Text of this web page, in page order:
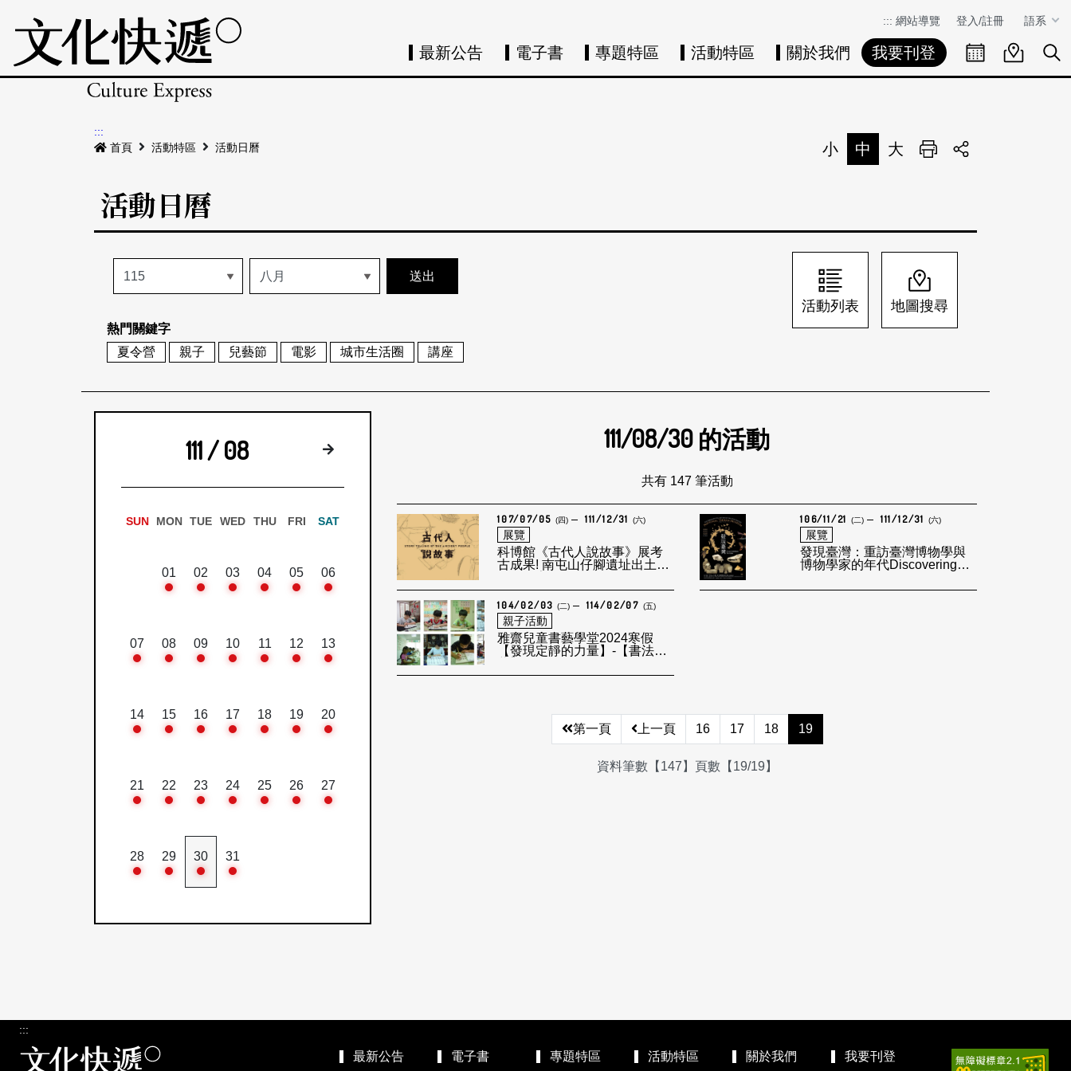
::: 網站導覽 登入/註冊 語系
最新公告 電子書 專題特區 活動特區 關於我們 我要刊登 活動日曆活動地圖展
:::
首頁
活動特區 活動日曆 小 中 大 列印
活動日曆
熱門關鍵字
夏令營
親子 兒藝節 電影 城市生活圈 講座
活動列表 地圖搜尋
111 / 08 下個月
SUN MON TUE WED THU FRI SAT
01 02 03 04 05 06
07 08 09 10 11 12 13
14 15 16 17 18 19 20
21 22 23 24 25 26 27
28 29 30 31
111/08/30 的活動
共有 147 筆活動
107/07/05 (四) 111/12/31 (六)
展覽
科博館《古代人說故事》展考
古成果! 南屯山仔腳遺址出土的
106/11/21 (二) 111/12/31 (六)
展覽
發現臺灣：重訪臺灣博物學與
博物學家的年代Discovering
Natural History and Naturalist
104/02/03 (二) 114/02/07 (五)
親子活動
雅齋兒童書藝學堂2024寒假
【發現定靜的力量】-【書法啟
第一頁 上一頁 16 17 18 19
資料筆數【147】頁數【19/19】
:::
最新公告 電子書 專題特區 活動特區 關於我們 我要刊登